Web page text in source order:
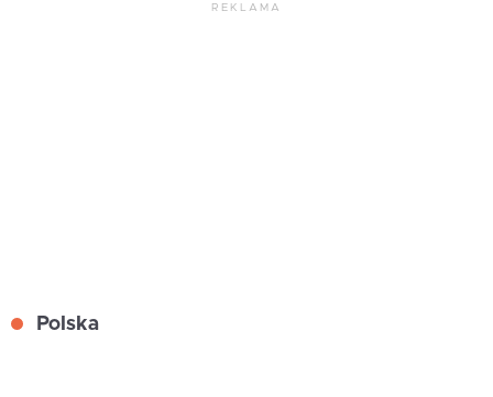
REKLAMA
Polska